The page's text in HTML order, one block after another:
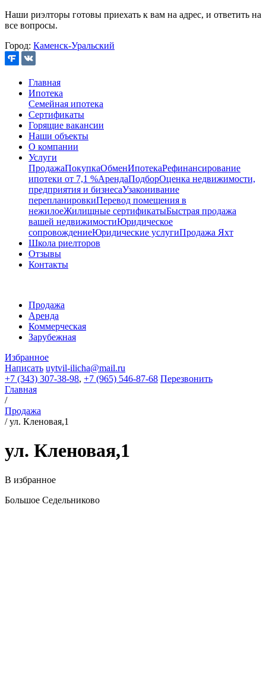
Наши риэлторы готовы приехать к вам на адрес, и ответить на
все вопросы.
Город: Каменск-Уральский
Главная
Ипотека
Семейная ипотека
Сертификаты
Горящие вакансии
Наши объекты
О компании
Услуги
ПродажаПокупкаОбменИпотекаРефинансирование
ипотеки от 7,1 %АрендаПодборОценка недвижимости,
предприятия и бизнесаУзаконивание
перепланировкиПеревод помещения в
нежилоеЖилищные сертификатыБыстрая продажа
вашей недвижимостиЮридическое
сопровождениеЮридические услугиПродажа Яхт
Школа риелторов
Отзывы
Контакты
Продажа
Аренда
Коммерческая
Зарубежная
Избранное
Написать uytvil-ilicha@mail.ru
+7 (343) 307-38-98, +7 (965) 546-87-68 Перезвонить
Главная
/
Продажа
/ул. Кленовая,1
ул. Кленовая,1
В избранное
Большое Седельниково